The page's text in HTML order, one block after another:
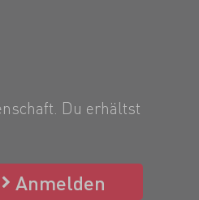
Du erhältst
Anmelden